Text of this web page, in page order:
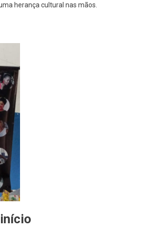
herança cultural nas mãos.